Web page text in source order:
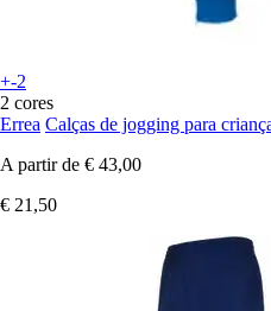
+-2
2 cores
Errea Calças de jogging para
A partir de € 43,00
€ 21,50